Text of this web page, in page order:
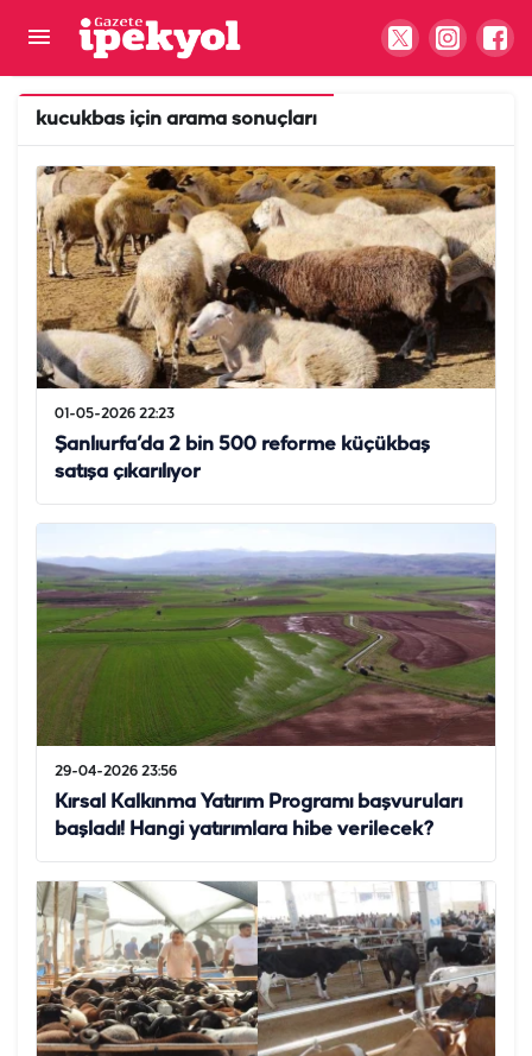
kucukbas için arama sonuçları
01-05-2026 22:23
Şanlıurfa’da 2 bin 500 reforme küçükbaş
satışa çıkarılıyor
29-04-2026 23:56
Kırsal Kalkınma Yatırım Programı başvuruları
başladı! Hangi yatırımlara hibe verilecek?